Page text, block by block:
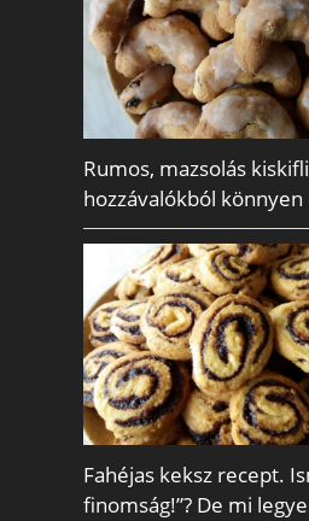
Rumos, mazsolás
hozzávalókból
Fahéjas keksz recept.
finomság!”? De mi